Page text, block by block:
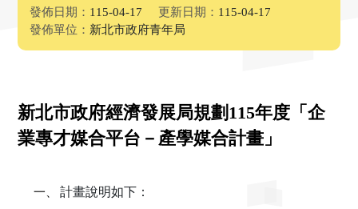
發佈日期： 115-04-17 更新日期： 115-04-17
發佈單位： 新北市政府青年局
新北市政府經濟發展局規劃115年度「企
業專才媒合平台－產學媒合計畫」
一、
計畫說明如下：